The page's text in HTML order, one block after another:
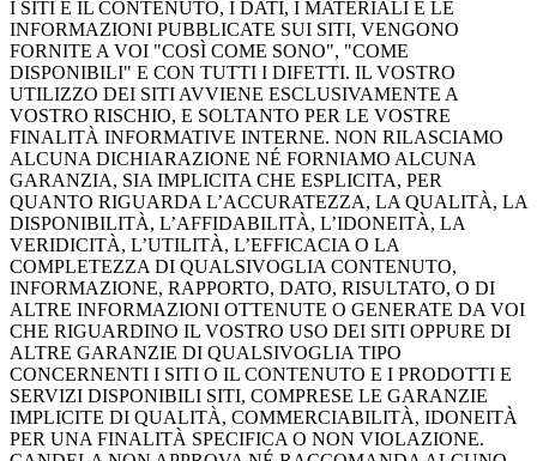
I SITI E IL CONTENUTO, I DATI, I MATERIALI E LE
INFORMAZIONI PUBBLICATE SUI SITI, VENGONO
FORNITE A VOI "COSÌ COME SONO", "COME
DISPONIBILI" E CON TUTTI I DIFETTI. IL VOSTRO
UTILIZZO DEI SITI AVVIENE ESCLUSIVAMENTE A
VOSTRO RISCHIO, E SOLTANTO PER LE VOSTRE
FINALITÀ INFORMATIVE INTERNE. NON RILASCIAMO
ALCUNA DICHIARAZIONE NÉ FORNIAMO ALCUNA
GARANZIA, SIA IMPLICITA CHE ESPLICITA, PER
QUANTO RIGUARDA L’ACCURATEZZA, LA QUALITÀ, LA
DISPONIBILITÀ, L’AFFIDABILITÀ, L’IDONEITÀ, LA
VERIDICITÀ, L’UTILITÀ, L’EFFICACIA O LA
COMPLETEZZA DI QUALSIVOGLIA CONTENUTO,
INFORMAZIONE, RAPPORTO, DATO, RISULTATO, O DI
ALTRE INFORMAZIONI OTTENUTE O GENERATE DA VOI
CHE RIGUARDINO IL VOSTRO USO DEI SITI OPPURE DI
ALTRE GARANZIE DI QUALSIVOGLIA TIPO
CONCERNENTI I SITI O IL CONTENUTO E I PRODOTTI E
SERVIZI DISPONIBILI SITI, COMPRESE LE GARANZIE
IMPLICITE DI QUALITÀ, COMMERCIABILITÀ, IDONEITÀ
PER UNA FINALITÀ SPECIFICA O NON VIOLAZIONE.